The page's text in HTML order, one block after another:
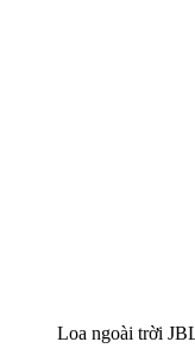
Loa ngoài trời